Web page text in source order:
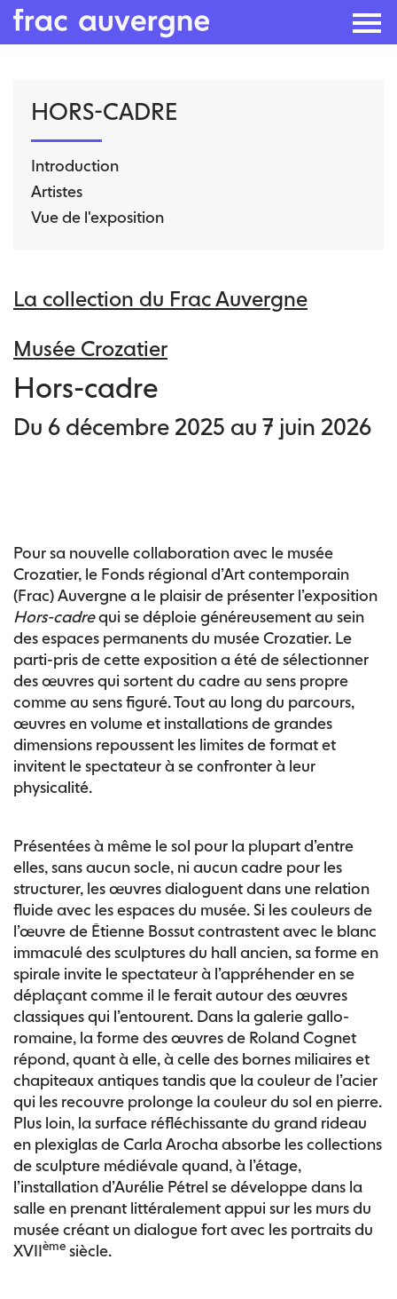
HORS-CADRE
Introduction
Artistes
Vue de l'exposition
La collection du Frac Auvergne
Musée Crozatier
Hors-cadre
Du 6 décembre 2025 au 7 juin 2026
Pour sa nouvelle collaboration avec le musée
Crozatier, le Fonds régional d’Art contemporain
(Frac) Auvergne a le plaisir de présenter l’exposition
Hors-cadrequi se déploie généreusement au sein
des espaces permanents du musée Crozatier. Le
parti-pris de cette exposition a été de sélectionner
des œuvres qui sortent du cadre au sens propre
comme au sens figuré. Tout au long du parcours,
œuvres en volume et installations de grandes
dimensions repoussent les limites de format et
invitent le spectateur à se confronter à leur
physicalité.
Présentées à même le sol pour la plupart d’entre
elles, sans aucun socle, ni aucun cadre pour les
structurer, les œuvres dialoguent dans une relation
fluide avec les espaces du musée. Si les couleurs de
l’œuvre de Étienne Bossut contrastent avec le blanc
immaculé des sculptures du hall ancien, sa forme en
spirale invite le spectateur à l’appréhender en se
déplaçant comme il le ferait autour des œuvres
classiques qui l’entourent. Dans la galerie gallo-
romaine, la forme des œuvres de Roland Cognet
répond, quant à elle, à celle des bornes miliaires et
chapiteaux antiques tandis que la couleur de l’acier
qui les recouvre prolonge la couleur du sol en pierre.
Plus loin, la surface réfléchissante du grand rideau
en plexiglas de Carla Arocha absorbe les collections
de sculpture médiévale quand, à l’étage,
l’installation d’Aurélie Pétrel se développe dans la
salle en prenant littéralement appui sur les murs du
musée créant un dialogue fort avec les portraits du
XVIIème siècle.